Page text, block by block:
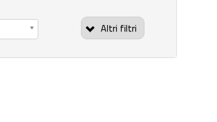
Altri filtri